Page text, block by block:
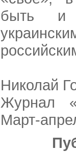
быть и
Николай
Журнал
Март-